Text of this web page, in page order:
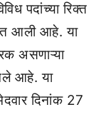
पदांच्या रिक्त
आली आहे. या
असणाऱ्या
आहे. या
दिनांक 27